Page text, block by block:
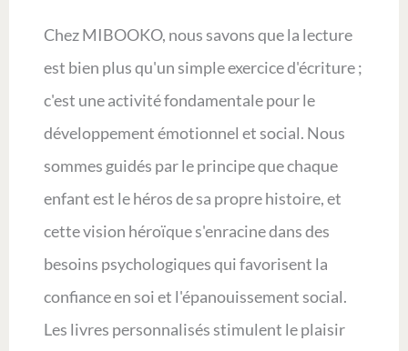
Chez MIBOOKO, nous savons que la lecture
est bien plus qu'un simple exercice d'écriture ;
c'est une activité fondamentale pour le
développement émotionnel et social. Nous
sommes guidés par le principe que chaque
enfant est le héros de sa propre histoire, et
cette vision héroïque s'enracine dans des
besoins psychologiques qui favorisent la
confiance en soi et l'épanouissement social.
Les livres personnalisés stimulent le plaisir